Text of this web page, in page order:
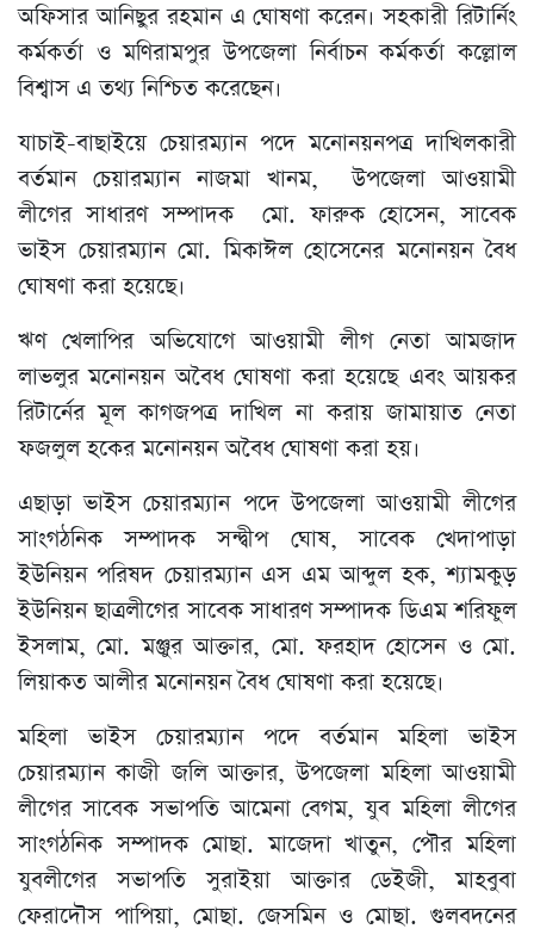
অফিসার আনিছুর রহমান এ ঘোষণা করেন। সহকারী রিটার্নিং
কর্মকর্তা ও মণিরামপুর উপজেলা নির্বাচন কর্মকর্তা কল্লোল
বিশ্বাস এ তথ্য নিশ্চিত করেছেন।
যাচাই-বাছাইয়ে চেয়ারম্যান পদে মনোনয়নপত্র দাখিলকারী
বর্তমান চেয়ারম্যান নাজমা খানম, উপজেলা আওয়ামী
লীগের সাধারণ সম্পাদক মো. ফারুক হোসেন, সাবেক
ভাইস চেয়ারম্যান মো. মিকাঈল হোসেনের মনোনয়ন বৈধ
ঘোষণা করা হয়েছে।
ঋণ খেলাপির অভিযোগে আওয়ামী লীগ নেতা আমজাদ
লাভলুর মনোনয়ন অবৈধ ঘোষণা করা হয়েছে এবং আয়কর
রিটার্নের মূল কাগজপত্র দাখিল না করায় জামায়াত নেতা
ফজলুল হকের মনোনয়ন অবৈধ ঘোষণা করা হয়।
এছাড়া ভাইস চেয়ারম্যান পদে উপজেলা আওয়ামী লীগের
সাংগঠনিক সম্পাদক সন্দ্বীপ ঘোষ, সাবেক খেদাপাড়া
ইউনিয়ন পরিষদ চেয়ারম্যান এস এম আব্দুল হক, শ্যামকুড়
ইউনিয়ন ছাত্রলীগের সাবেক সাধারণ সম্পাদক ডিএম শরিফুল
ইসলাম, মো. মঞ্জুর আক্তার, মো. ফরহাদ হোসেন ও মো.
লিয়াকত আলীর মনোনয়ন বৈধ ঘোষণা করা হয়েছে।
মহিলা ভাইস চেয়ারম্যান পদে বর্তমান মহিলা ভাইস
চেয়ারম্যান কাজী জলি আক্তার, উপজেলা মহিলা আওয়ামী
লীগের সাবেক সভাপতি আমেনা বেগম, যুব মহিলা লীগের
সাংগঠনিক সম্পাদক মোছা. মাজেদা খাতুন, পৌর মহিলা
যুবলীগের সভাপতি সুরাইয়া আক্তার ডেইজী, মাহবুবা
ফেরাদৌস পাপিয়া, মোছা. জেসমিন ও মোছা. গুলবদনের